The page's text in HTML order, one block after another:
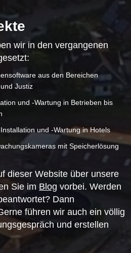
wir in den vergangenen
aus den Bereichen
Justiz
und -Wartung in Betrieben bis
und -Wartung in Hotels
mit Speicherlösung
dieser Website über unsere
Sie im Blog vorbei. Werden
Dann
führen wir auch ein völlig
und erstellen